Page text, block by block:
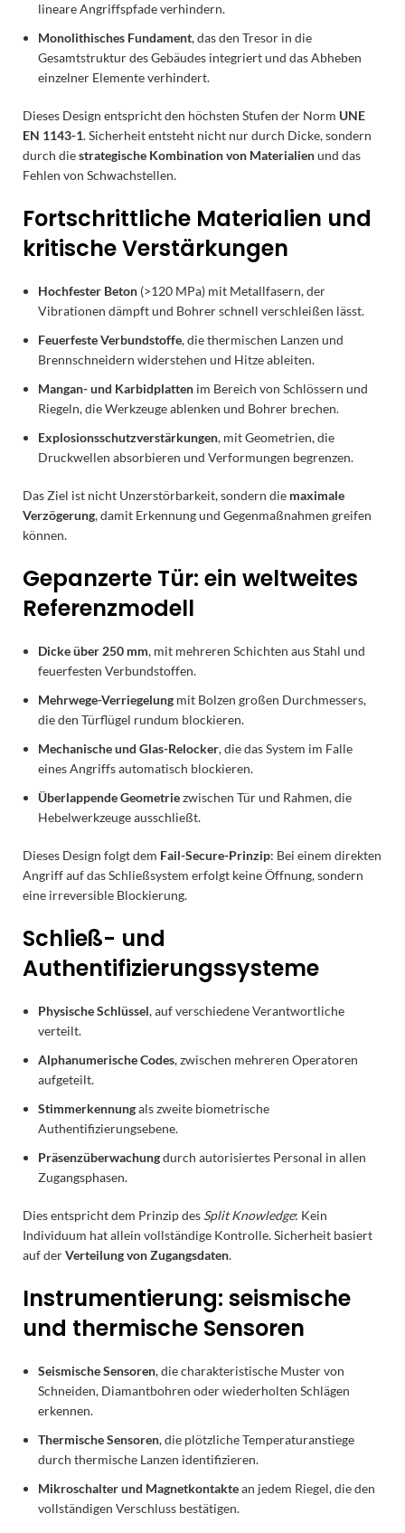
lineare Angriffspfade verhindern.
Monolithisches Fundament, das den Tresor in die
Gesamtstruktur des Gebäudes integriert und das Abheben
einzelner Elemente verhindert.
Dieses Design entspricht den höchsten Stufen der Norm UNE
EN 1143-1. Sicherheit entsteht nicht nur durch Dicke, sondern
durch diestrategische Kombination von Materialienund das
Fehlen von Schwachstellen.
Fortschrittliche Materialien und
kritische Verstärkungen
Hochfester Beton (>120 MPa) mit Metallfasern, der
Vibrationen dämpft und Bohrer schnell verschleißen lässt.
Feuerfeste Verbundstoffe, die thermischen Lanzen und
Brennschneidern widerstehen und Hitze ableiten.
Mangan- und Karbidplatten im Bereich von Schlössern und
Riegeln, die Werkzeuge ablenken und Bohrer brechen.
Explosionsschutzverstärkungen, mit Geometrien, die
Druckwellen absorbieren und Verformungen begrenzen.
Das Ziel ist nicht Unzerstörbarkeit, sondern die maximale
Verzögerung, damit Erkennung und Gegenmaßnahmen greifen
können.
Gepanzerte Tür: ein weltweites
Referenzmodell
Dicke über 250 mm, mit mehreren Schichten aus Stahl und
feuerfesten Verbundstoffen.
Mehrwege-Verriegelung mit Bolzen großen Durchmessers,
die den Türflügel rundum blockieren.
Mechanische und Glas-Relocker, die das System im Falle
eines Angriffs automatisch blockieren.
Überlappende Geometriezwischen Tür und Rahmen, die
Hebelwerkzeuge ausschließt.
Dieses Design folgt dem Fail-Secure-Prinzip: Bei einem direkten
Angriff auf das Schließsystem erfolgt keine Öffnung, sondern
eine irreversible Blockierung.
Schließ- und
Authentifizierungssysteme
Physische Schlüssel, auf verschiedene Verantwortliche
verteilt.
Alphanumerische Codes, zwischen mehreren Operatoren
aufgeteilt.
Stimmerkennungals zweite biometrische
Authentifizierungsebene.
Präsenzüberwachungdurch autorisiertes Personal in allen
Zugangsphasen.
Dies entspricht dem Prinzip des Split Knowledge: Kein
Individuum hat allein vollständige Kontrolle. Sicherheit basiert
auf derVerteilung von Zugangsdaten.
Instrumentierung: seismische
und thermische Sensoren
Seismische Sensoren, die charakteristische Muster von
Schneiden, Diamantbohren oder wiederholten Schlägen
erkennen.
Thermische Sensoren, die plötzliche Temperaturanstiege
durch thermische Lanzen identifizieren.
Mikroschalter und Magnetkontaktean jedem Riegel, die den
vollständigen Verschluss bestätigen.